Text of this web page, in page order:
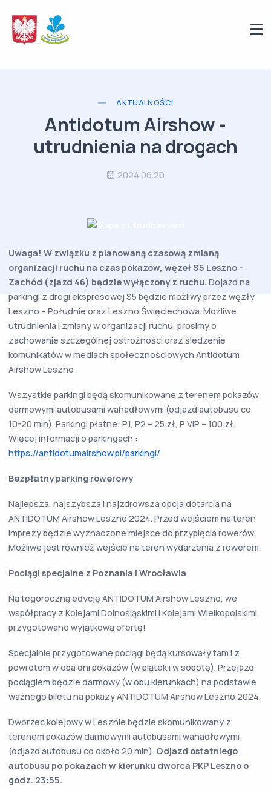
AKTUALNOŚCI
Antidotum Airshow -
utrudnienia na drogach
2024.06.20
Uwaga! W związku z planowaną czasową zmianą
organizacji ruchu na czas pokazów, węzeł S5 Leszno –
Zachód (zjazd 46) będzie wyłączony z ruchu. Dojazd na
parkingi z drogi ekspresowej S5 będzie możliwy przez węzły
Leszno – Południe oraz Leszno Święciechowa. Możliwe
utrudnienia i zmiany w organizacji ruchu, prosimy o
zachowanie szczególnej ostrożności oraz śledzenie
komunikatów w mediach społecznościowych Antidotum
Airshow Leszno
Wszystkie parkingi będą skomunikowane z terenem pokazów
darmowymi autobusami wahadłowymi (odjazd autobusu co
10-20 min). Parkingi płatne: P1, P2 – 25 zł, P VIP – 100 zł.
Więcej informacji o parkingach :
https://antidotumairshow.pl/parkingi/
Bezpłatny parking rowerowy
Najlepsza, najszybsza i najzdrowsza opcja dotarcia na
ANTIDOTUM Airshow Leszno 2024. Przed wejściem na teren
imprezy będzie wyznaczone miejsce do przypięcia rowerów.
Możliwe jest również wejście na teren wydarzenia z rowerem.
Pociągi specjalne z Poznania i Wrocławia
Na tegoroczną edycję ANTIDOTUM Airshow Leszno, we
współpracy z Kolejami Dolnośląskimi i Kolejami Wielkopolskimi,
przygotowano wyjątkową ofertę!
Specjalnie przygotowane pociągi będą kursowały tam i z
powrotem w oba dni pokazów (w piątek i w sobotę). Przejazd
pociągiem będzie darmowy (w obu kierunkach) na podstawie
ważnego biletu na pokazy ANTIDOTUM Airshow Leszno 2024.
Dworzec kolejowy w Lesznie będzie skomunikowany z
terenem pokazów darmowymi autobusami wahadłowymi
(odjazd autobusu co około 20 min). Odjazd ostatniego
autobusu po pokazach w kierunku dworca PKP Leszno o
godz. 23:55.